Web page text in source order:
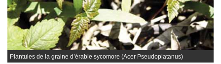
Plantules de la graine d’érable sycomore (Acer Pseudoplatanus)